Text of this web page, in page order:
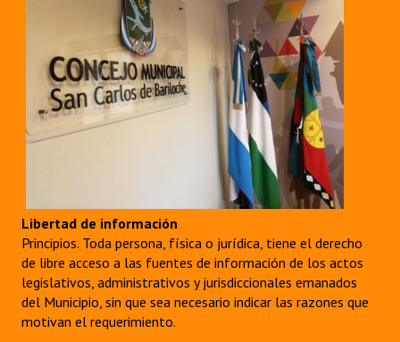
Libertad de información
Principios. Toda persona, física o jurídica, tiene el derecho
de libre acceso a las fuentes de información de los actos
legislativos, administrativos y jurisdiccionales emanados
del Municipio, sin que sea necesario indicar las razones que
motivan el requerimiento.